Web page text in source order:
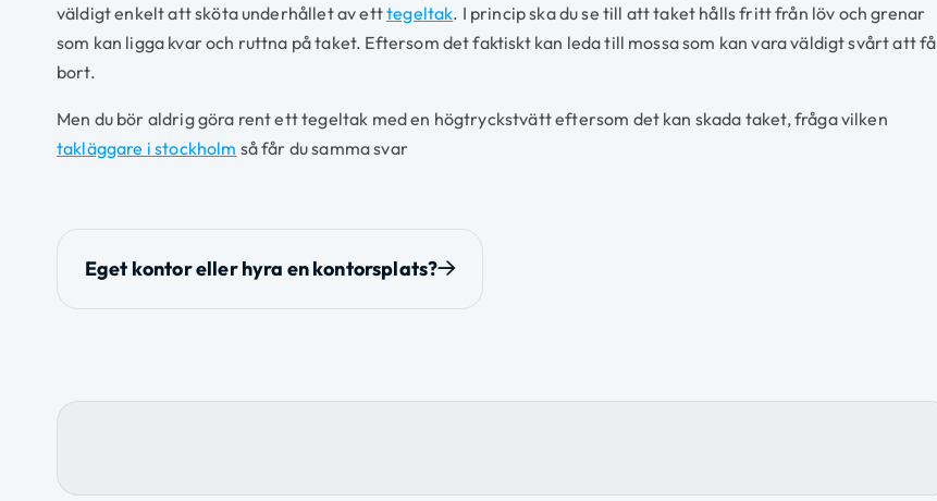
väldigt enkelt att sköta underhållet av etttegeltak. I princip ska du se till att taket hålls fritt från löv och grenar
som kan ligga kvar och ruttna på taket. Eftersom det faktiskt kan leda till mossa som kan vara väldigt svårt att få
bort.
Men du bör aldrig göra rent ett tegeltak med en högtryckstvätt eftersom det kan skada taket, fråga vilken
takläggare i stockholm så får du samma svar
I
ä
g
Eget kontor eller hyra en kontorsplats?